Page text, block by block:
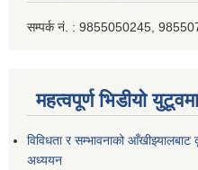
सम्पर्क नं. : 9855050245,
महत्वपूर्ण भिडीयो युटूवमा
विविधता र सम्भावनाको आँखीझ्यालबाट
अध्ययन